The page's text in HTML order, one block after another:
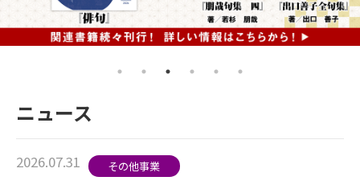
ニュース
2026.07.31 その他事業